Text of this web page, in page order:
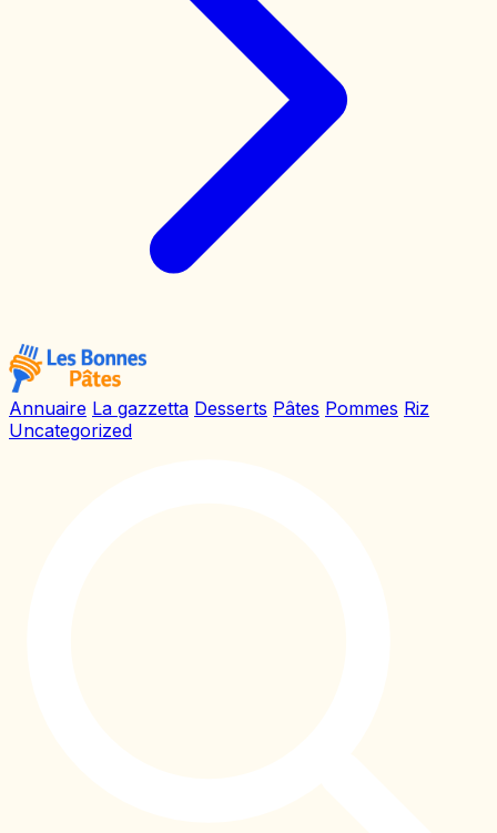
Annuaire La gazzetta Desserts Pâtes Pommes Riz
Uncategorized